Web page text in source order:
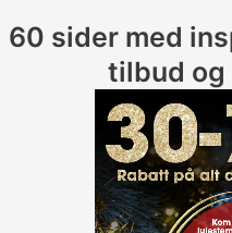
60 sider med
tilbud